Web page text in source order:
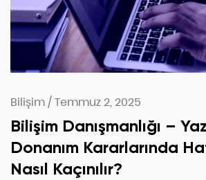
Bilişim/Temmuz 2, 2025
Bilişim Danışmanlığı –
Donanım Kararlarında
Nasıl Kaçınılır?